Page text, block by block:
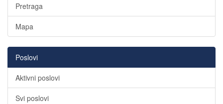
Pretraga
Mapa
Poslovi
Aktivni poslovi
Svi poslovi